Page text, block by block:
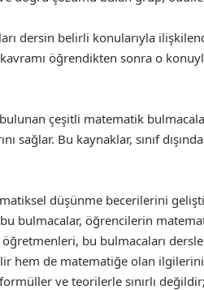
dersin belirli konularıyla
öğrendikten sonra o
çeşitli matematik
sağlar. Bu kaynaklar, sınıf
düşünme becerilerini
bulmacalar, öğrencilerin
bu bulmacaları
hem de matematiğe olan
ve teorilerle sınırlı